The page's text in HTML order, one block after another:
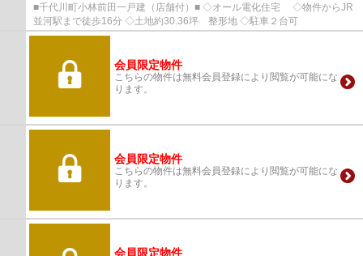
■千代川町小林前田一戸建（店舗付）■ ◇オール電化住宅 ◇物件からJR
並河駅まで徒歩16分 ◇土地約30.36坪 整形地 ◇駐車２台可
会員限定物件
こちらの物件は無料会員登録により閲覧が可能にな
ります。
会員限定物件
こちらの物件は無料会員登録により閲覧が可能にな
ります。
会員限定物件